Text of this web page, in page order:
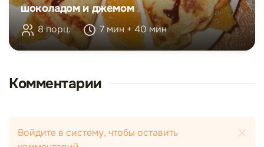
шоколадом и джемом
8 порц. 7 мин + 40 мин
Комментарии
Войдите в систему, чтобы оставить